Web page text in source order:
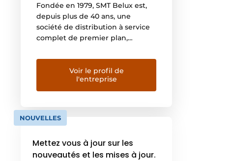
Fondée en 1979, SMT Belux est,
depuis plus de 40 ans, une
société de distribution à service
complet de premier plan,
la manutention et le recyclage.
Leader dans son marché, SMT est
une entreprise de distribution
qui offre un service global
machinerie et des camions. […]
Voir le profil de
l'entreprise
NOUVELLES
Mettez vous à jour sur les
nouveautés et les mises à jour.